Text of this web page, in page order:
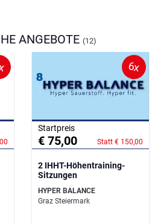
ANGEBOTE (12)
6x
Startpreis
€ 75,00 Statt € 150,00
2 IHHT-Höhentraining-
Sitzungen
HYPER BALANCE
Graz Steiermark